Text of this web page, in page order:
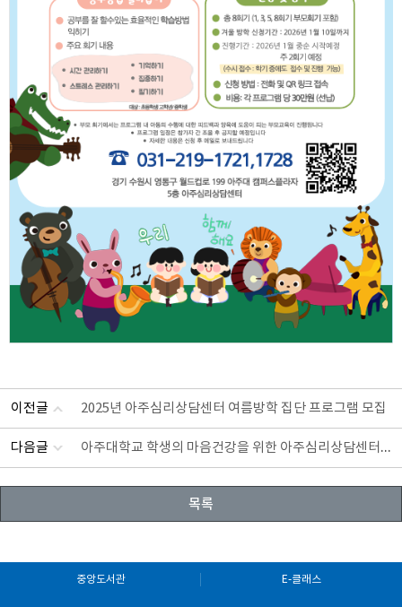
이전글 2025년 아주심리상담센터 여름방학 집단 프로그램 모집
다음글 아주대학교 학생의 마음건강을 위한 아주심리상담센터의 무료 심리상담 프로그램 안내
목록
중앙도서관 E-클래스